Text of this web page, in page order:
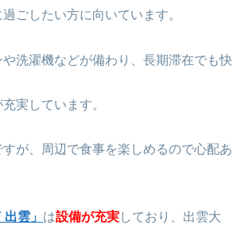
ごしたい方に向いています。
洗濯機などが備わり、長期滞在でも快
実しています。
が、周辺で食事を楽しめるので心配あ
雲」 は設備が充実しており、出雲大